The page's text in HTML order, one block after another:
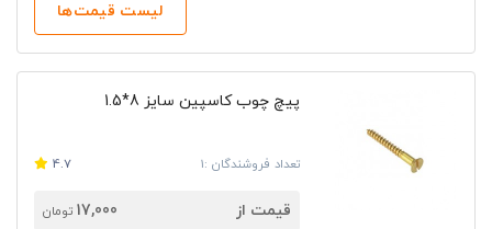
لیست قیمت‌ها
پیچ چوب کاسپین سایز 8*1.5
تعداد فروشندگان :1 4.7
قیمت از 17,000 تومان